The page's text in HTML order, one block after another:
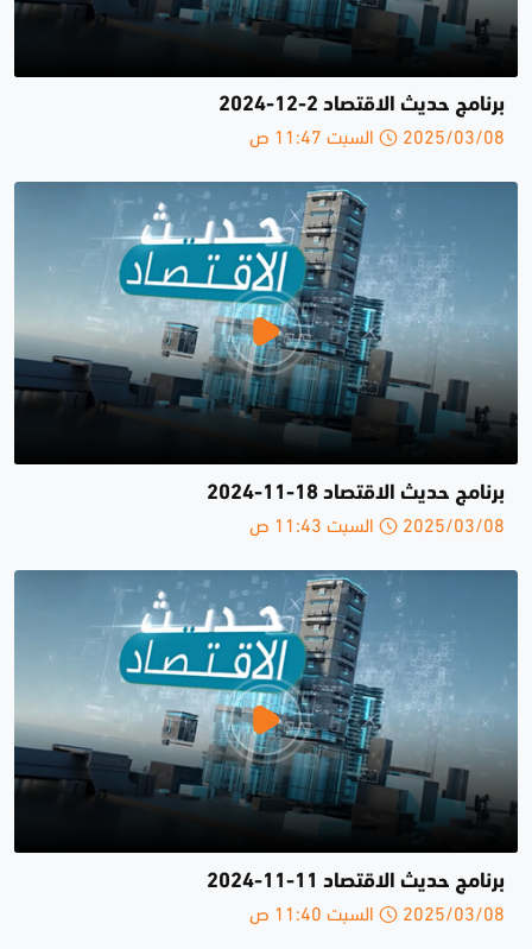
برنامج حديث الاقتصاد 2-12-2024
2025/03/08 السبت 11:47 ص
برنامج حديث الاقتصاد 18-11-2024
2025/03/08 السبت 11:43 ص
برنامج حديث الاقتصاد 11-11-2024
2025/03/08 السبت 11:40 ص